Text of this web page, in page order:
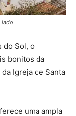
lado
do Sol, o
bonitos da
Igreja de Santa
uma ampla